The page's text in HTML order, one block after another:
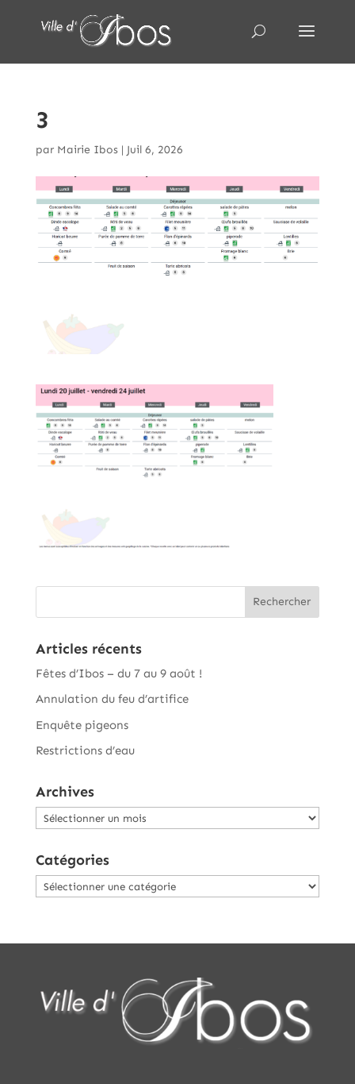
3
par Mairie Ibos| Juil 6, 2026
Articles récents
Fêtes d’Ibos – du 7 au 9 août !
Annulation du feu d’artifice
Enquête pigeons
Restrictions d’eau
Archives
Archives
Catégories
Catégories